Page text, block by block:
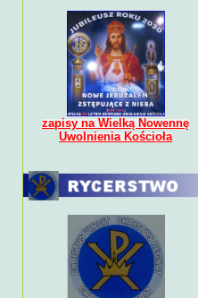
zapisy na Wielką Nowennę
Uwolnienia Kościoła